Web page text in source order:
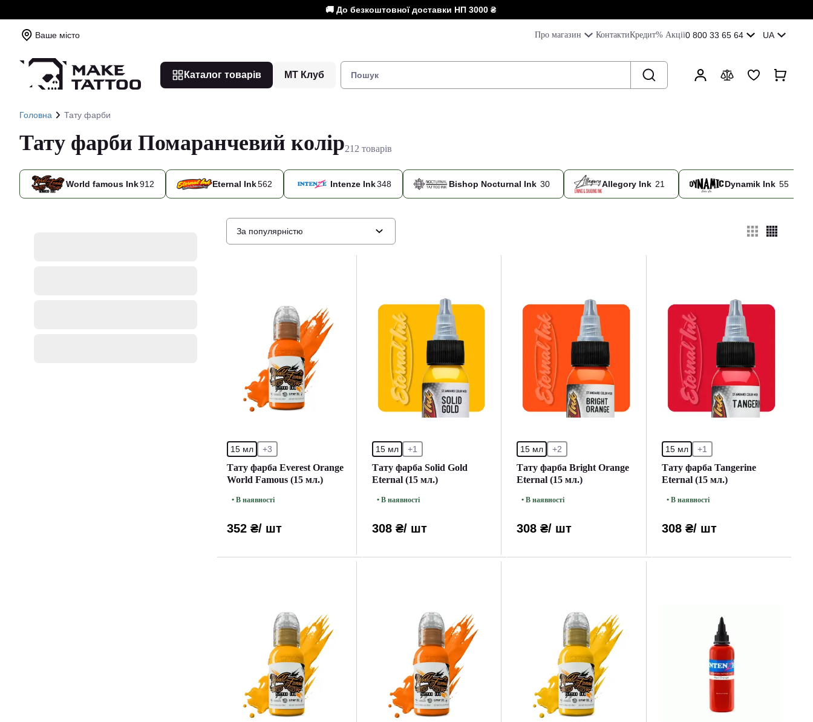
🚚 До безкоштовної доставки НП 3000 ₴
Ваше місто Про магазин КонтактиКредит% Акції0 800 33 65 64 UA
Каталог товарів МТ Клуб
Головна Тату фарби
Тату фарби Помаранчевий колір212 товарів
World famous Ink912 Eternal Ink562 Intenze Ink348 Bishop Nocturnal Ink 30 Allegory Ink 21 Dynamik Ink 55
За популярністю
15 мл +3
Тату фарба Everest Orange
World Famous (15 мл.)
• В наявності
352 ₴/ шт
15 мл +1
Тату фарба Solid Gold
Eternal (15 мл.)
• В наявності
308 ₴/ шт
15 мл +2
Тату фарба Bright Orange
Eternal (15 мл.)
• В наявності
308 ₴/ шт
15 мл +1
Тату фарба Tangerine
Eternal (15 мл.)
• В наявності
308 ₴/ шт